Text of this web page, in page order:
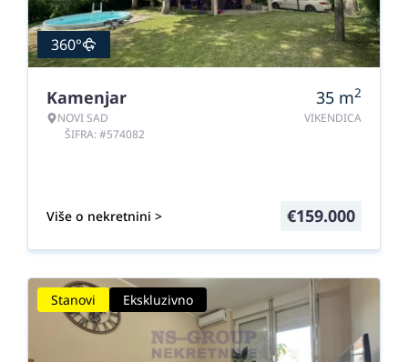
360°
Kamenjar
NOVI SAD
ŠIFRA: #574082
35 m2
VIKENDICA
Više o nekretnini > €159.000
Stanovi Ekskluzivno